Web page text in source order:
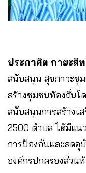
ประกาศิต กายะสิ
สนับสนุน สุขภาวะชุ
สร้างชุมชนท้องถิ่นโ
สนับสนุนการสร้างเ
2500 ตำบล ได้มีแน
การป้องกันและลดอุ
องค์กรปกครองส่วน